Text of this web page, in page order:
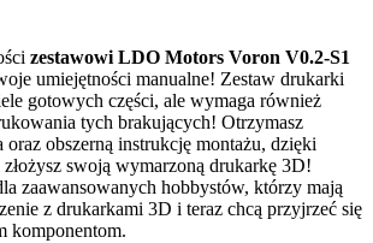
zestawowi LDO Motors Voron V0.2-S1
umiejętności manualne! Zestaw drukarki
gotowych części, ale wymaga również
tych brakujących! Otrzymasz
oraz obszerną instrukcję montażu, dzięki
swoją wymarzoną drukarkę 3D!
zaawansowanych hobbystów, którzy mają
z drukarkami 3D i teraz chcą przyjrzeć się
komponentom.